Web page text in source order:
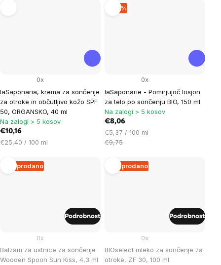
laSaponaria, krema za sončenje
za otroke in občutljivo kožo SPF
50, ORGANSKO, 40 ml
0x
Na zalogi > 5 kosov
€10,16
Cena
enoto:
€25,40 / 100 ml
–17 %
laSaponarie - Pomirjujoč losjon
za telo po sončenju BIO, 150 ml
0x
Na zalogi > 5 kosov
€8,06
Cena
na
€5,37 / 100 ml
€9,75
Razprodano
Balzam za ustnice za sončenje
Wooden Spoon Sun Kiss, 4,3 ml
0x
Podrobnost
Razprodano
BIOselect mleko za sončenje za
otroke, ZF 30, 100 ml
0x
Podrobnost